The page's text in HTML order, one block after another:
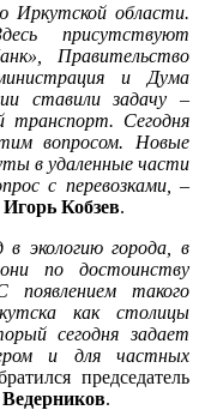
Иркутской области.
присутствуют
Правительство
и Дума
ставили задачу –
транспорт. Сегодня
вопросом. Новые
в удаленные части
с перевозками, –
Игорь Кобзев.
в экологию города, в
по достоинству
появлением такого
как столицы
сегодня задает
и для частных
председатель
.